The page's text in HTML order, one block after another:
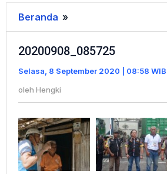
Beranda »
20200908_085725
Selasa, 8 September 2020 | 08:58 WIB
oleh Hengki